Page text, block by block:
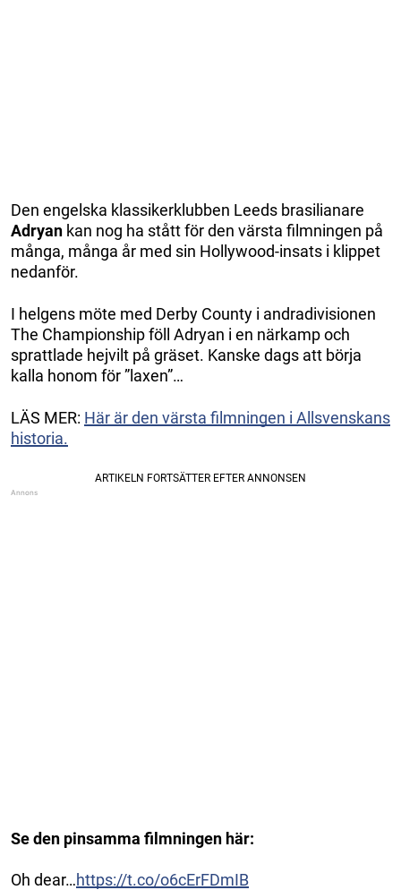
Den engelska klassikerklubben Leeds brasilianare
Adryan kan nog ha stått för den värsta filmningen på
många, många år med sin Hollywood-insats i klippet
nedanför.
I helgens möte med Derby County i andradivisionen
The Championship föll Adryan i en närkamp och
sprattlade hejvilt på gräset. Kanske dags att börja
kalla honom för ”laxen”…
LÄS MER: Här är den värsta filmningen i Allsvenskans
historia.
Se den pinsamma filmningen här:
Oh dear…https://t.co/o6cErFDmIB